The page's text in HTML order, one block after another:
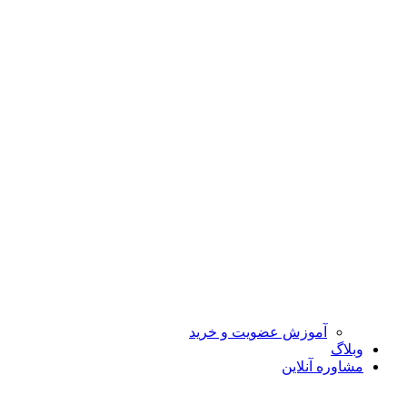
آموزش عضویت و خرید
وبلاگ
مشاوره آنلاین